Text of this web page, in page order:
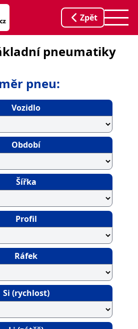
Zpět
pneumatiky
pneu:
Vozidlo
Období
Šířka
Profil
Ráfek
Si (rychlost)